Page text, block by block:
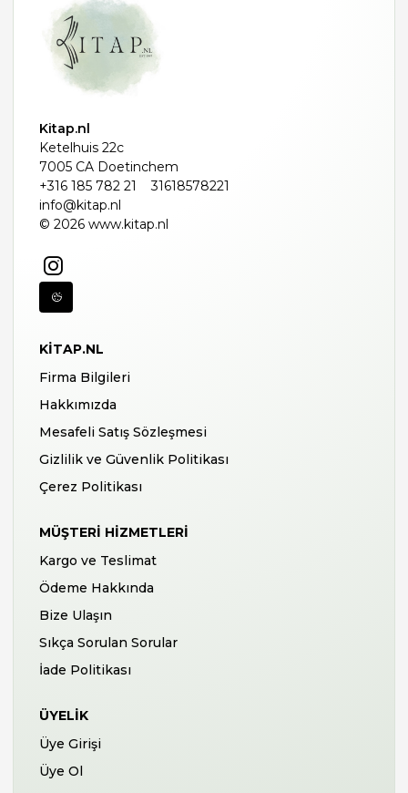
Kitap.nl
Ketelhuis 22c
7005 CA Doetinchem
+316 185 782 21
31618578221
info@kitap.nl
© 2026 www.kitap.nl
KITAP.NL
Firma Bilgileri
Hakkımızda
Mesafeli Satış Sözleşmesi
Gizlilik ve Güvenlik Politikası
Çerez Politikası
MÜŞTERI HIZMETLERI
Kargo ve Teslimat
Ödeme Hakkında
Bize Ulaşın
Sıkça Sorulan Sorular
İade Politikası
ÜYELIK
Üye Girişi
Üye Ol